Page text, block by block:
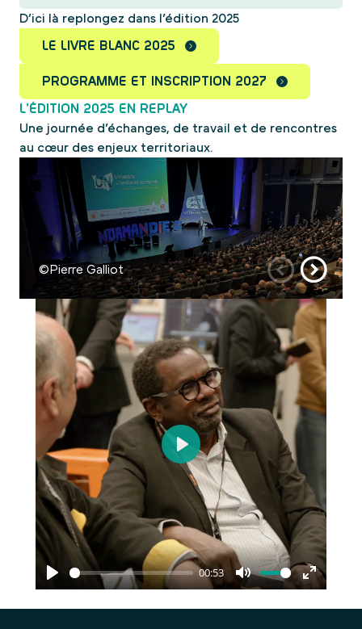
D’ici là replongez dans l’édition 2025
LE LIVRE BLANC 2025
PROGRAMME ET INSCRIPTION 2027
L’ÉDITION 2025 EN REPLAY
Une journée d’échanges, de travail et de rencontres
au cœur des enjeux territoriaux.
©Pierre Galliot